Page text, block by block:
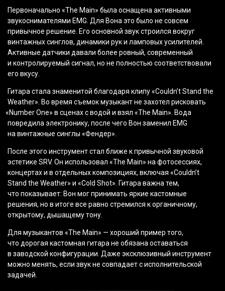
Первоначально «The Main» была оснащена активными
звукоснимателями EMG. Для Вона это было не совсем
привычное решение. Его основной звук строился вокруг
винтажных синглов, динамики рук и ламповых усилителей.
Активные датчики давали более ровный, современный
и контролируемый сигнал, но не полностью соответствовали
его вкусу.
Гитара стала знаменитой благодаря клипу«Couldn’t Stand the
Weather». Во время съемок музыкант не захотел рисковать
«NumberOne» в сценах с водой и взял «The Main». Вода
повредила электронику, после чего Вон заменил EMG
на винтажные синглы «Фендер».
После этого инструмент стал ближе к привычной звуковой
эстетике SRV. Он использовал «The Main» на фотосессиях,
концертах и в отдельных композициях, включая «Couldn’t
Stand the Weather» и «Cold Shot». Гитара важна тем,
что показывает: Вон мог принимать яркие кастомные
решения, но в итоге все равно стремился к органичному,
открытому, дышащему тону.
Для музыкантов «The Main» — хороший пример того,
что дорогая кастомная гитара не обязана оставаться
в заводской конфигурации. Даже эксклюзивный инструмент
можно менять, если звук не совпадает с исполнительской
задачей.